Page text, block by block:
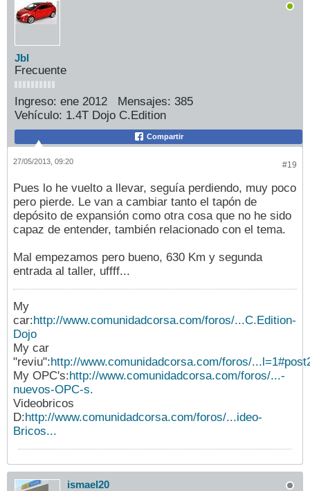
Jbl
Frecuente
Ingreso: ene 2012 Mensajes: 385
Vehículo: 1.4T Dojo C.Edition
Compartir
#19
27/05/2013, 09:20
Pues lo he vuelto a llevar, seguía perdiendo, muy poco
pero pierde. Le van a cambiar tanto el tapón de
depósito de expansión como otra cosa que no he sido
capaz de entender, también relacionado con el tema.
Mal empezamos pero bueno, 630 Km y segunda
entrada al taller, uffff...
My
car:http://www.comunidadcorsa.com/foros/...C.Edition-
Dojo
My car
"reviu":http://www.comunidadcorsa.com/foros/
My OPC's:http://www.comunidadcorsa.com/foros/...-
nuevos-OPC-s.
Videobricos
D:http://www.comunidadcorsa.com/foros/...ideo-
Bricos...
ismael20